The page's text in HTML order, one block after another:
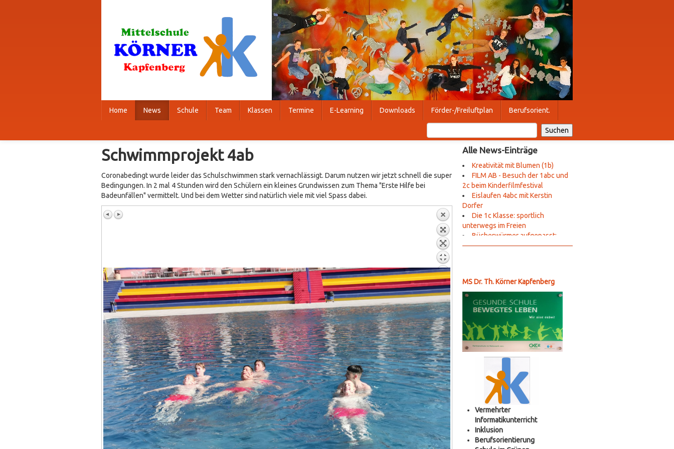
Home News Schule Team Klassen Termine E-Learning Downloads Förder-/Freiluftplan Berufsorient.
Schwimmprojekt 4ab
Coronabedingt wurde leider das Schulschwimmen stark vernachlässigt. Darum nutzen wir jetzt schnell die super
Bedingungen. In 2 mal 4 Stunden wird den Schülern ein kleines Grundwissen zum Thema "Erste Hilfe bei
Badeunfällen" vermittelt. Und bei dem Wetter sind natürlich viele mit viel Spass dabei.
Alle News-Einträge
Kreativität mit Blumen (1b)
FILM AB - Besuch der 1abc und
2c beim Kinderfilmfestival
Eislaufen 4abc mit Kerstin
Dorfer
Die 1c Klasse: sportlich
unterwegs im Freien
Bücherwürmer aufgepasst:
Lesung mit Colin Hadler
Abschlussfeier
Erste-Hilfe-Kurs der vierten
Wienwoche der vierten Klassen
Brandschutzübung der vierten
Klassen
Straße der Maße
Berufsorientierung
Ausflug der vierten Klassen in
die KZ Gedenkstätte Mauthausen
Karrieretag
Crossfit 2c
Lesung mit Colin Hadler
Girls´ Day der vierten Klassen
Stocksport 3ab
MS Dr. Th. Körner Kapfenberg
Vermehrter
Informatikunterricht
Inklusion
Berufsorientierung